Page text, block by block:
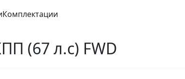
Комплектации
(67 л.с) FWD